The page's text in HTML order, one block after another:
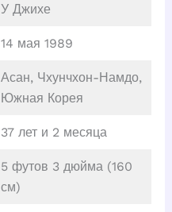
У Джихе
14 мая 1989
Асан, Чхунчхон-Намдо,
Южная Корея
37 лет и 2 месяца
5 футов 3 дюйма (160
см)